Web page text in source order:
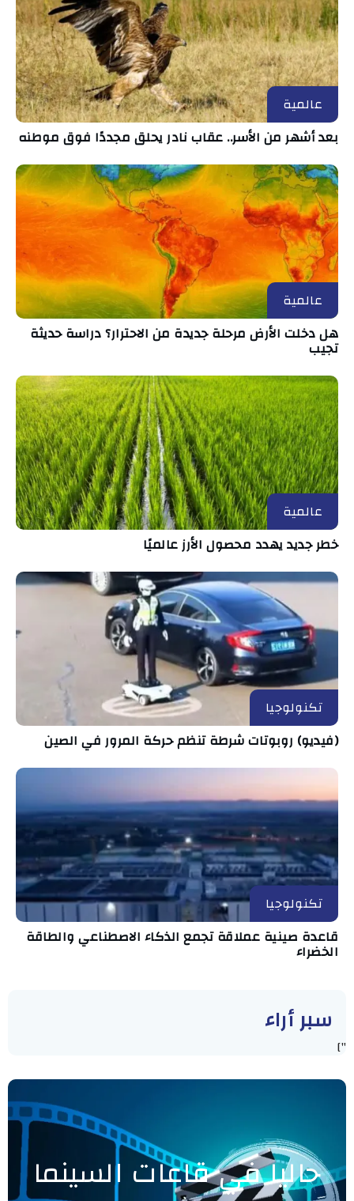
عالمية
بعد أشهر من الأسر.. عقاب نادر يحلق مجددًا فوق موطنه
عالمية
هل دخلت الأرض مرحلة جديدة من الاحترار؟ دراسة حديثة
تجيب
عالمية
خطر جديد يهدد محصول الأرز عالميًا
تكنولوجيا
(فيديو) روبوتات شرطة تنظم حركة المرور في الصين
تكنولوجيا
قاعدة صينية عملاقة تجمع الذكاء الاصطناعي والطاقة
الخضراء
سبر أراء
"]
حاليا في قاعات السينما